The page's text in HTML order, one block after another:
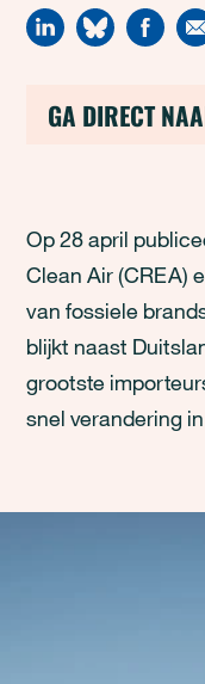
GA DIRECT
Op 28 april
Clean Air (CREA)
van fossiele
blijkt naast
grootste
snel verandering